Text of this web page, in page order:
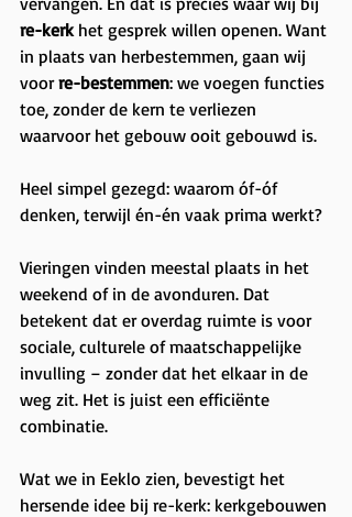
re-kerk het gesprek willen openen. Want
in plaats van herbestemmen, gaan wij
voor re-bestemmen: we voegen functies
toe, zonder de kern te verliezen
waarvoor het gebouw ooit gebouwd is.
Heel simpel gezegd: waarom óf-óf
denken, terwijl én-én vaak prima werkt?
Vieringen vinden meestal plaats in het
weekend of in de avonduren. Dat
betekent dat er overdag ruimte is voor
sociale, culturele of maatschappelijke
invulling – zonder dat het elkaar in de
weg zit. Het is juist een efficiënte
combinatie.
Wat we in Eeklo zien, bevestigt het
hersende idee bij re-kerk: kerkgebouwen